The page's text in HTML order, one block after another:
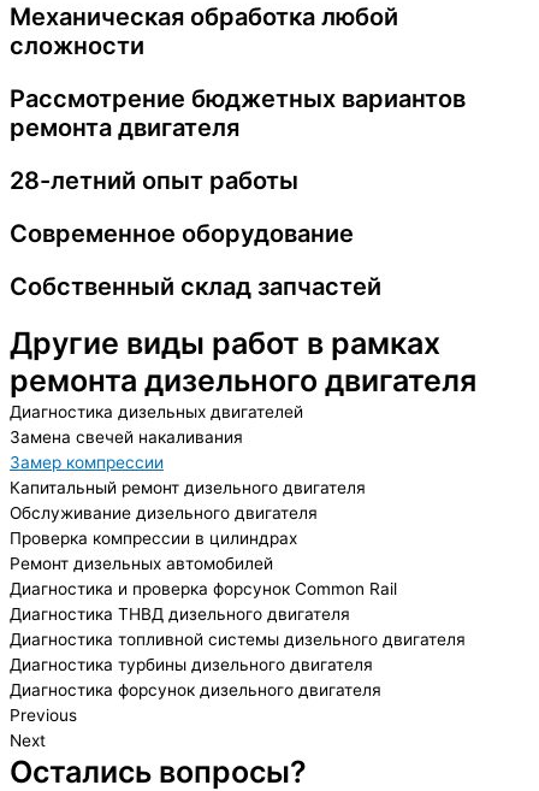
Механическая обработка любой
сложности
Рассмотрение бюджетных вариантов
ремонта двигателя
28-летний опыт работы
Современное оборудование
Собственный склад запчастей
Другие виды работ в рамках
ремонта дизельного двигателя
Диагностика дизельных двигателей
Замена свечей накаливания
Замер компрессии
Капитальный ремонт дизельного двигателя
Обслуживание дизельного двигателя
Проверка компрессии в цилиндрах
Ремонт дизельных автомобилей
Диагностика и проверка форсунок Common Rail
Диагностика ТНВД дизельного двигателя
Диагностика топливной системы дизельного двигателя
Диагностика турбины дизельного двигателя
Диагностика форсунок дизельного двигателя
Previous
Next
Остались вопросы?